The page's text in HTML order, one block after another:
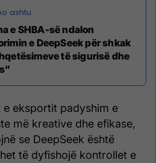
e SHBA-së ndalon
e DeepSeek për shkak
të sigurisë dhe
eksportit padyshim e
më kreative dhe efikase,
se DeepSeek është
të dyfishojë kontrollet e